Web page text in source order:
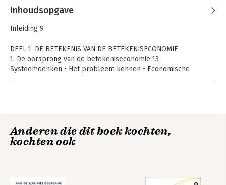
Ecoliberalisme Betekeniseconomie
New Economy
Maarhuis
Pioniers van de
nieuwe welvaart
Inhoudsopgave
Inleiding 9
DEEL 1. DE BETEKENIS VAN DE BETEKENISECONOMIE
1. De oorsprong van de betekeniseconomie 13
Systeemdenken • Het probleem kennen • Economische
economie • Boeddhistische economie
kracht om door te knokken • Een stevige begrenzing van
Anderen die dit boek kochten,
kochten ook